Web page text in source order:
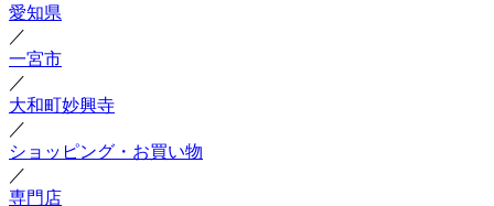
愛知県
／
一宮市
／
大和町妙興寺
／
ショッピング・お買い物
／
専門店